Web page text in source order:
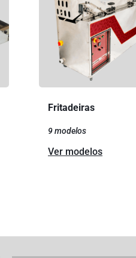
Fritadeiras
9 modelos
Ver modelos